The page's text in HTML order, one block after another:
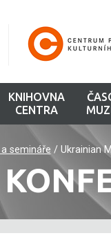
KNIHOVNA
CENTRA
semináře / Ukrainian